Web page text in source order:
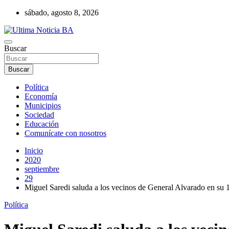
Saltar
contenido
sábado, agosto 8, 2026
Ultima Noticia BA
Últimas noticias de la provincia de Buenos Aires y del partido de La
Buscar
Buscar
Política
Economía
Municipios
Sociedad
Educación
Comunícate con nosotros
Inicio
2020
septiembre
29
Miguel Saredi saluda a los vecinos de General Alvarado en su
Política